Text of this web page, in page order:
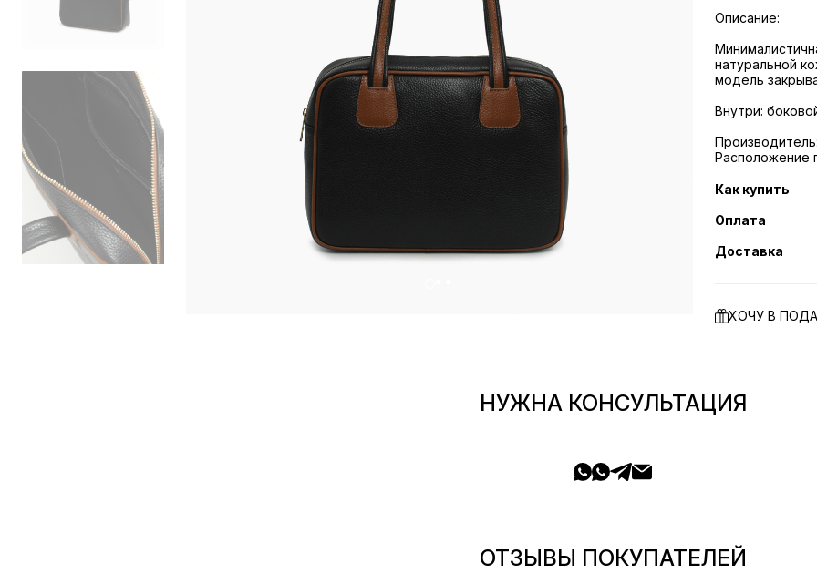
Описание:
натуральной
модель
Внутри:
Расположение
Как купить
Оплата
Доставка
ХОЧУ В
НУЖНА КОНСУЛЬТАЦИЯ
ОТЗЫВЫ ПОКУПАТЕЛЕЙ